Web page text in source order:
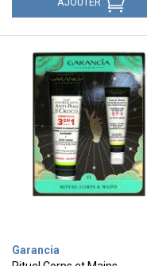
Garancia